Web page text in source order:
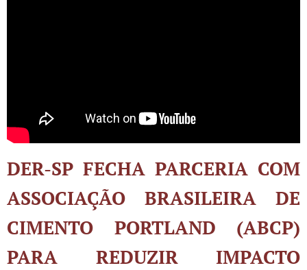
DER-SP FECHA PARCERIA COM
ASSOCIAÇÃO BRASILEIRA DE
CIMENTO PORTLAND (ABCP)
PARA REDUZIR IMPACTO